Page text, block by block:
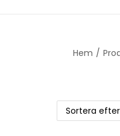
Hem /